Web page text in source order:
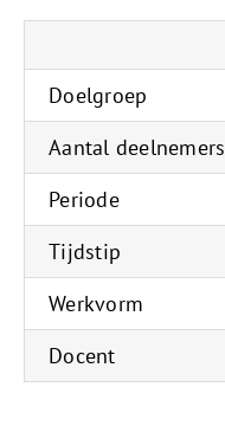
Doelgroep
Aantal deelnemers
Periode
Tijdstip
Werkvorm
Docent